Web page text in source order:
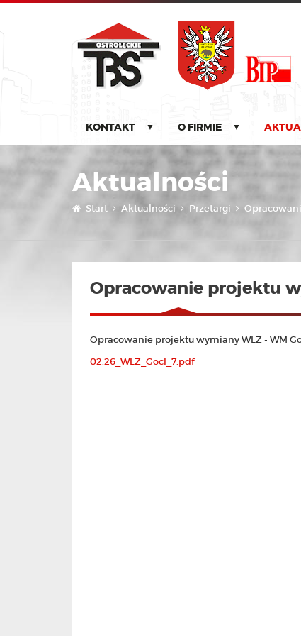
KONTAKT ▼ O FIRMIE ▼
Aktualności
Start Aktualności Przetargi
Opracowanie projektu
Opracowanie projektu wymiany WLZ - WM
02.26_WLZ_Gocl_7.pdf